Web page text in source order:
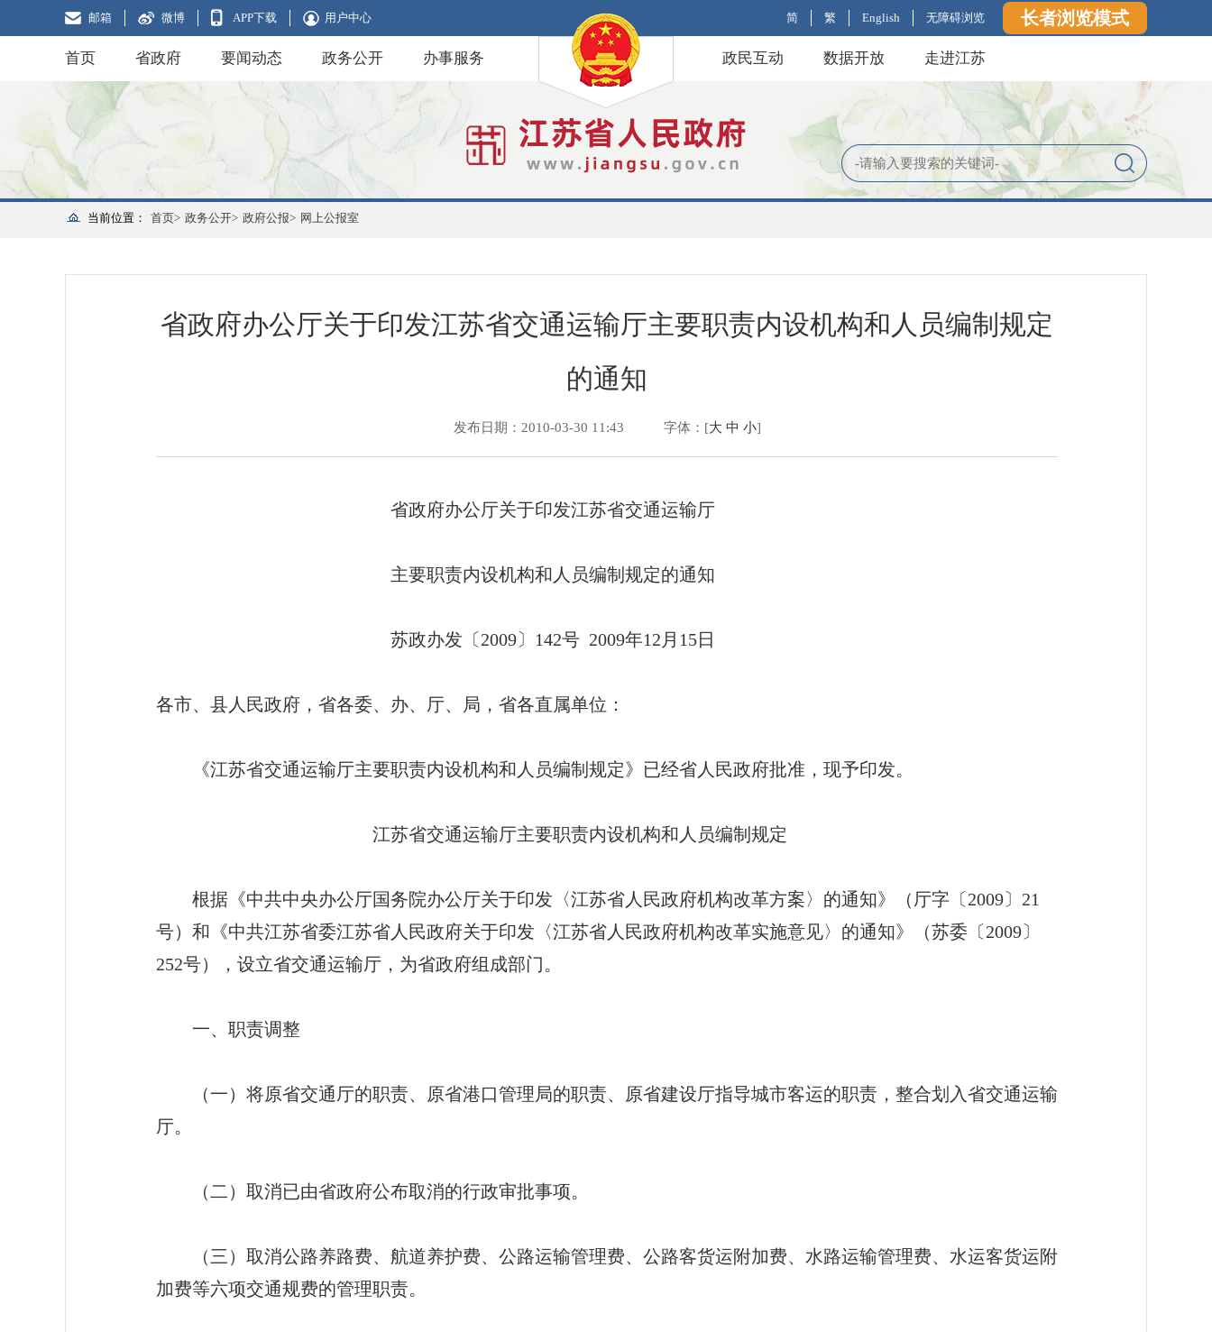
邮箱 微博 APP下载 用户中心 简 繁 English 无障碍浏览 长者浏览模式
首页 省政府 要闻动态 政务公开 办事服务 政民互动 数据开放 走进江苏
当前位置： 首页> 政务公开> 政府公报> 网上公报室
省政府办公厅关于印发江苏省交通运输厅主要职责内设机构和人员编制规定
的通知
发布日期：2010-03-30 11:43 字体：[大 中 小]
省政府办公厅关于印发江苏省交通运输厅
主要职责内设机构和人员编制规定的通知
苏政办发〔2009〕142号 2009年12月15日
各市、县人民政府，省各委、办、厅、局，省各直属单位：
《江苏省交通运输厅主要职责内设机构和人员编制规定》已经省人民政府批准，现予印发。
江苏省交通运输厅主要职责内设机构和人员编制规定
根据《中共中央办公厅国务院办公厅关于印发〈江苏省人民政府机构改革方案〉的通知》（厅字〔2009〕21
号）和《中共江苏省委江苏省人民政府关于印发〈江苏省人民政府机构改革实施意见〉的通知》（苏委〔2009〕
252号），设立省交通运输厅，为省政府组成部门。
一、职责调整
（一）将原省交通厅的职责、原省港口管理局的职责、原省建设厅指导城市客运的职责，整合划入省交通运输
厅。
（二）取消已由省政府公布取消的行政审批事项。
（三）取消公路养路费、航道养护费、公路运输管理费、公路客货运附加费、水路运输管理费、水运客货运附
加费等六项交通规费的管理职责。